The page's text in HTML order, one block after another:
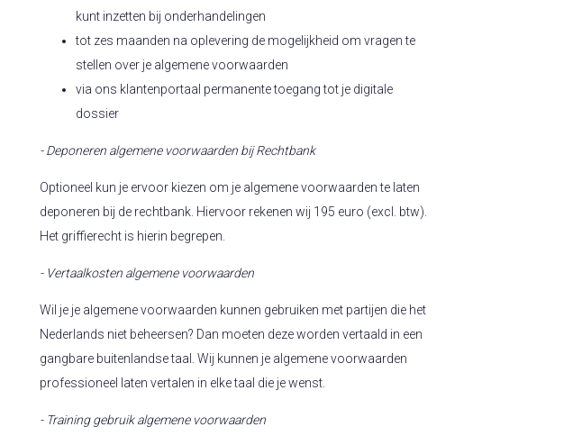
kunt inzetten bij onderhandelingen
tot zes maanden na oplevering de mogelijkheid om vragen te
stellen over je algemene voorwaarden
via ons klantenportaal permanente toegang tot je digitale
dossier
- Deponeren algemene voorwaarden bij Rechtbank
Optioneel kun je ervoor kiezen om je algemene voorwaarden te laten
deponeren bij de rechtbank. Hiervoor rekenen wij 195 euro (excl. btw).
Het griffierecht is hierin begrepen.
- Vertaalkosten algemene voorwaarden
Wil je je algemene voorwaarden kunnen gebruiken met partijen die het
Nederlands niet beheersen? Dan moeten deze worden vertaald in een
gangbare buitenlandse taal. Wij kunnen je algemene voorwaarden
professioneel laten vertalen in elke taal die je wenst.
- Training gebruik algemene voorwaarden